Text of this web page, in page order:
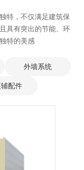
特，不仅满足建筑保
具有突出的节能、环
特的美感
外墙系统
配件